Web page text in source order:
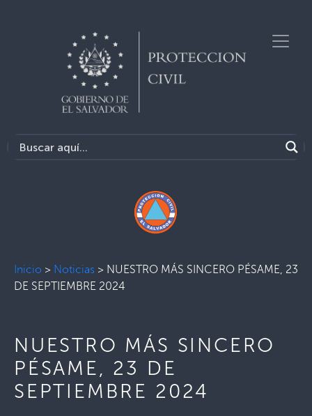
Inicio > Noticias > NUESTRO MÁS SINCERO PÉSAME, 23
DE SEPTIEMBRE 2024
NUESTRO MÁS SINCERO
PÉSAME, 23 DE
SEPTIEMBRE 2024